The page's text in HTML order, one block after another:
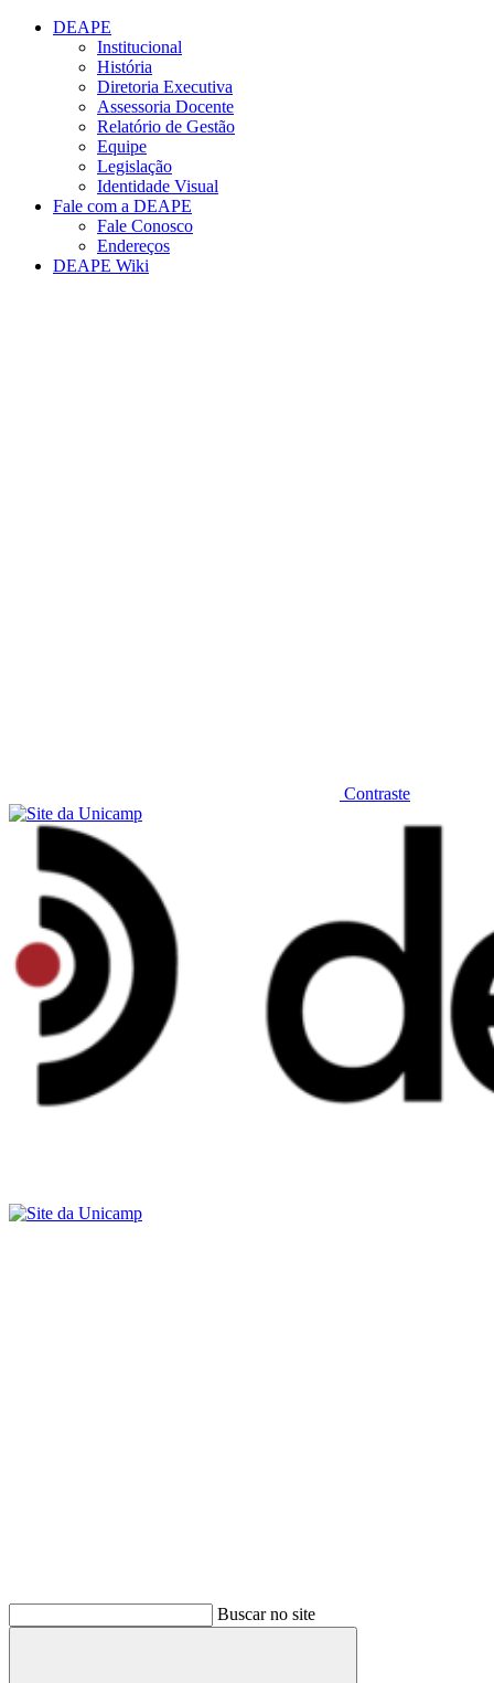
Conteúdo principal
DEAPE
Institucional
História
Diretoria Executiva
Assessoria Docente
Relatório de Gestão
Equipe
Legislação
Identidade Visual
Fale com a DEAPE
Fale Conosco
Endereços
DEAPE Wiki
Contraste
Buscar no site